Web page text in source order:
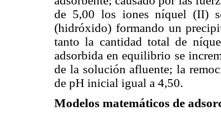
de 5,00 los iones níquel (II)
(hidróxido) formando un
tanto la cantidad total de
adsorbida en equilibrio se
de la solución afluente; la
de pH inicial igual a 4,50.
Modelos matemáticos de